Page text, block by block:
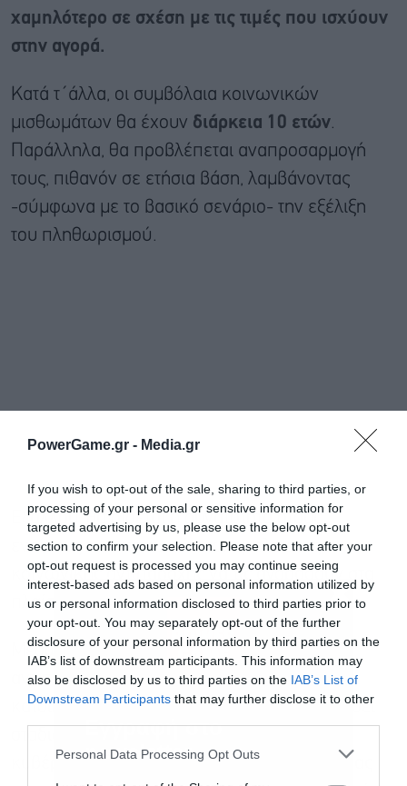
PowerGame.gr - Media.gr
If you wish to opt-out of the sale, sharing to third parties, or
processing of your personal or sensitive information for
targeted advertising by us, please use the below opt-out
section to confirm your selection. Please note that after your
opt-out request is processed you may continue seeing
interest-based ads based on personal information utilized by
us or personal information disclosed to third parties prior to
your opt-out. You may separately opt-out of the further
disclosure of your personal information by third parties on the
IAB’s list of downstream participants. This information may
also be disclosed by us to third parties on the IAB’s List of
Downstream Participants that may further disclose it to other
Personal Data Processing Opt Outs
χαμηλότερο σε σχέση με τις τιμές που ισχύουν
στην αγορά.
Κατά τ΄άλλα, οι συμβόλαια κοινωνικών
μισθωμάτων θα έχουν διάρκεια 10 ετών.
Παράλληλα, θα προβλέπεται αναπροσαρμογή
τους, πιθανόν σε ετήσια βάση, λαμβάνοντας
-σύμφωνα με το βασικό σενάριο- την εξέλιξη
του πληθωρισμού.
Εξάλλου, θα δίδεται η δυνατότητα στους
ενοίκους των κατοικιών των μπλοκ της
κοινωνικής αντιπαροχής να τις αγοράσουν στα
πλαίσια ενός σχήματος rent – to – own.
Μέσω του προγράμματος της κοινωνικής
αντιπαροχής (αλλά και των κοινωνικών
κατοικιών) το οποίο σχεδιάζεται να κατακτήσει
κυβέρνηση ελπίζει πως θα διαμορφωθεί ένας
Εγγραφή στο
newsletter